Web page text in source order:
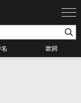
名 歌詞